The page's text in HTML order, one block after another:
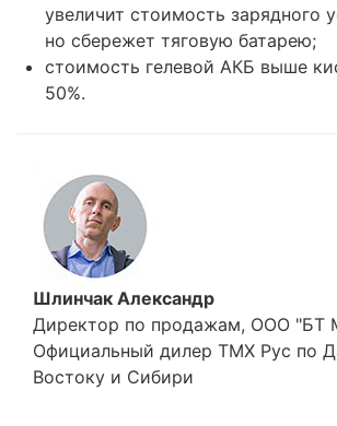
увеличит стоимость зарядного
но сбережет тяговую батарею;
стоимость гелевой АКБ выше
50%.
Шлинчак Александр
Директор по продажам, ООО "БТ
Официальный дилер ТМХ Рус по
Востоку и Сибири